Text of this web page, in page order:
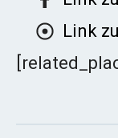
Link